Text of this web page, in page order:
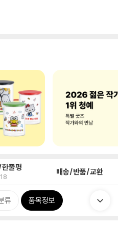
줄평
18 배송/반품/교환
류 품목정보